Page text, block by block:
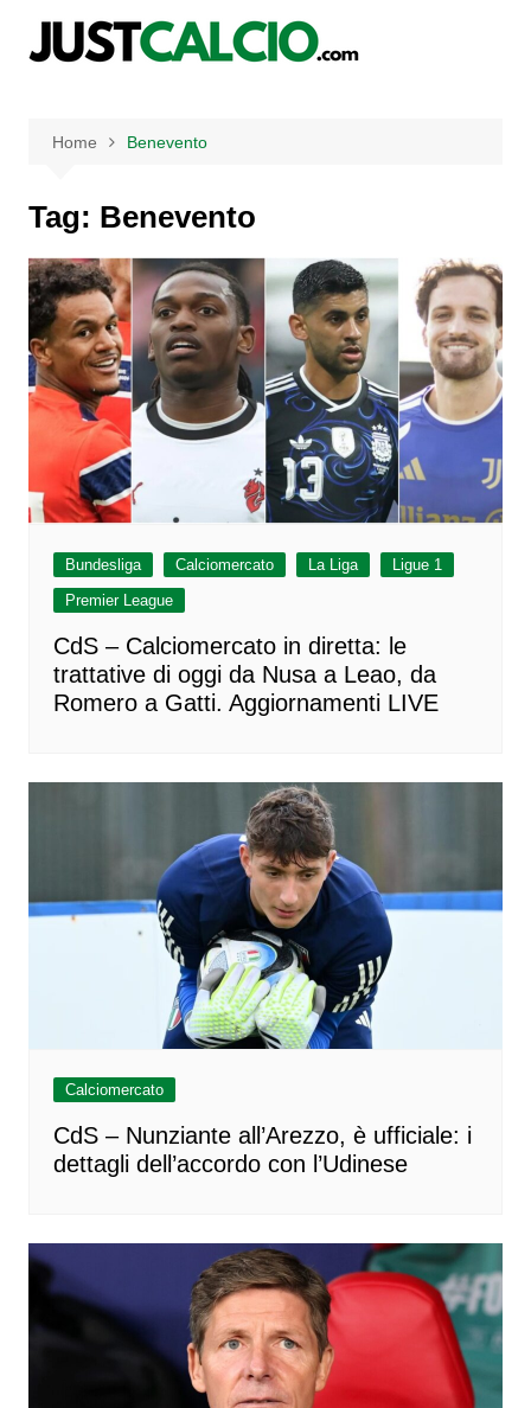
Home Benevento
Tag: Benevento
Bundesliga Calciomercato La Liga
Ligue 1
Premier League
CdS – Calciomercato in diretta: le
trattative di oggi da Nusa a Leao, da
Romero a Gatti. Aggiornamenti LIVE
Calciomercato
CdS – Nunziante all’Arezzo, è ufficiale: i
dettagli dell’accordo con l’Udinese